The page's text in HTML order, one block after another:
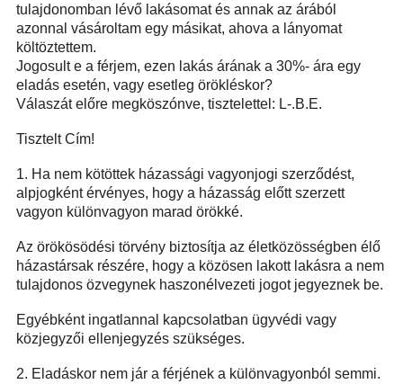
tulajdonomban lévő lakásomat és annak az árából
azonnal vásároltam egy másikat, ahova a lányomat
költöztettem.
Jogosult e a férjem, ezen lakás árának a 30%- ára egy
eladás esetén, vagy esetleg örökléskor?
Válaszát előre megköszónve, tisztelettel: L-.B.E.
Tisztelt Cím!
1. Ha nem kötöttek házassági vagyonjogi szerződést,
alpjogként érvényes, hogy a házasság előtt szerzett
vagyon különvagyon marad örökké.
Az örökösödési törvény biztosítja az életközösségben élő
házastársak részére, hogy a közösen lakott lakásra a nem
tulajdonos özvegynek haszonélvezeti jogot jegyeznek be.
Egyébként ingatlannal kapcsolatban ügyvédi vagy
közjegyzői ellenjegyzés szükséges.
2. Eladáskor nem jár a férjének a különvagyonból semmi.